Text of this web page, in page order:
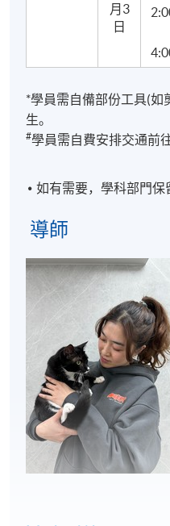
評核
評核類別 評
測驗
20選
以抽籤方
月3
日
*學員需自備部份工具(如
生。
#學員需自費安排交通前
如有需要，學科部門保
導師